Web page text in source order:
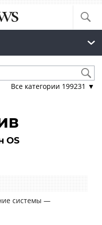
Все категории 199231 ▼
OS
системы —